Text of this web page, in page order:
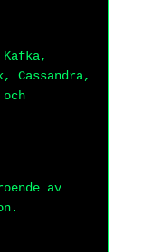
Cassandra,
av